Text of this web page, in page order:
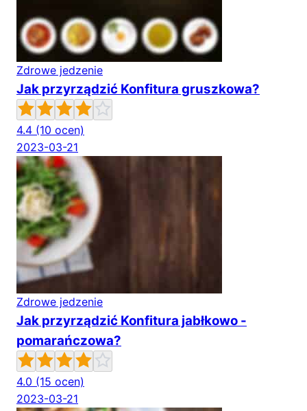
Zdrowe jedzenie
Jak przyrządzić Konfitura gruszkowa?
4.4 (10 ocen)
2023-03-21
Zdrowe jedzenie
Jak przyrządzić Konfitura jabłkowo -
pomarańczowa?
4.0 (15 ocen)
2023-03-21